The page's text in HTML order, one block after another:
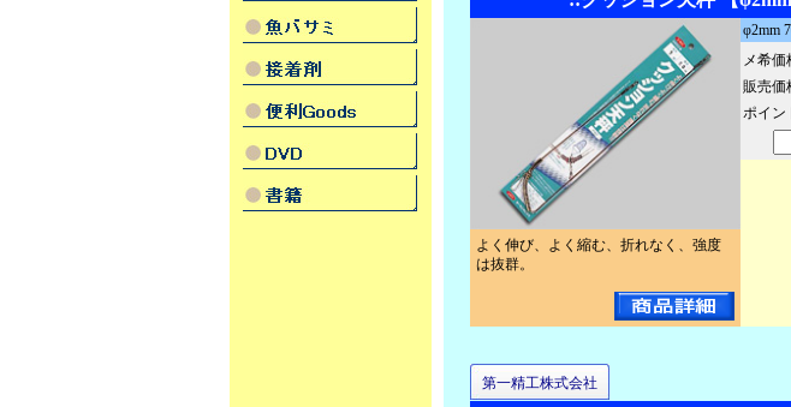
よく伸び、よく縮む、折れなく、強度
は抜群。
φ2mm
メ希価
販売価
ポイン
第一精工株式会社